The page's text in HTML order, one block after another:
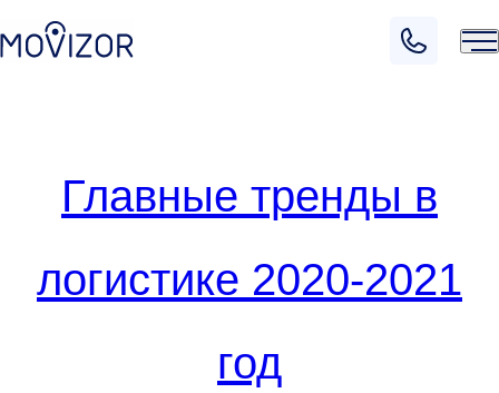
Главные тренды в
логистике 2020-2021
год